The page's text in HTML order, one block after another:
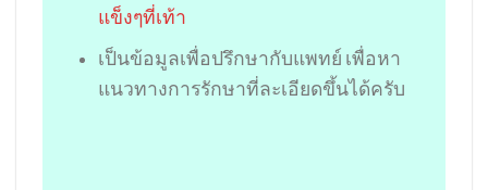
แข็งๆที่เท้า
เป็นข้อมูลเพื่อปรึกษากับแพทย์ เพื่อหา
แนวทางการรักษาที่ละเอียดขึ้นได้ครับ